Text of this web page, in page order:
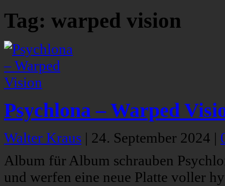
Tag: warped vision
Psychlona – Warped
Walter Kraus | 24. September 2024 |
Album für Album schrauben
und werfen eine neue Platte voller